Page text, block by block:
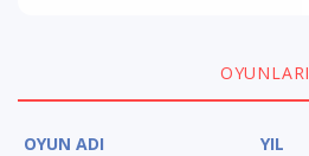
OYUNLARI
OYUN ADI YIL